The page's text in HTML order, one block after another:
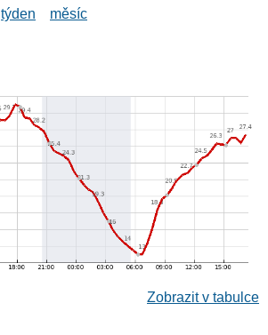
týden měsíc
Zobrazit v tabulce